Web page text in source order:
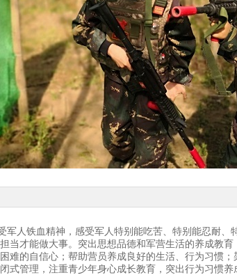
军人铁血精神，感受军人特别能吃苦、特别能忍耐
当才能做大事。突出思想品德和军营生活的养成教
难的自信心；帮助营员养成良好的生活、行为习惯
式管理，注重青少年身心成长教育，突出行为习惯